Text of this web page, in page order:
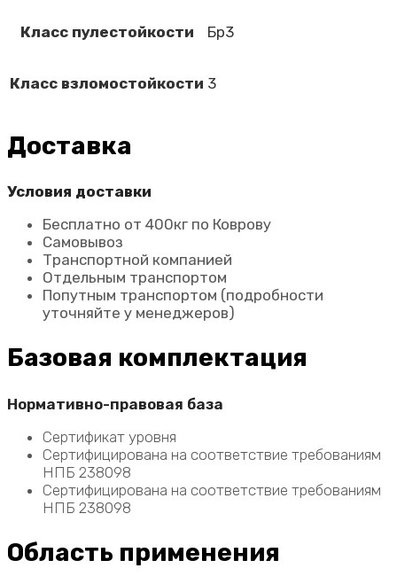
Класс пулестойкости Бр3
Класс взломостойкости 3
Доставка
Условия доставки
Бесплатно от 400кг по Коврову
Самовывоз
Транспортной компанией
Отдельным транспортом
Попутным транспортом (подробности
уточняйте у менеджеров)
Базовая комплектация
Нормативно-правовая база
Сертификат уровня
Сертифицирована на соответствие требованиям
НПБ 238098
Сертифицирована на соответствие требованиям
НПБ 238098
Область применения